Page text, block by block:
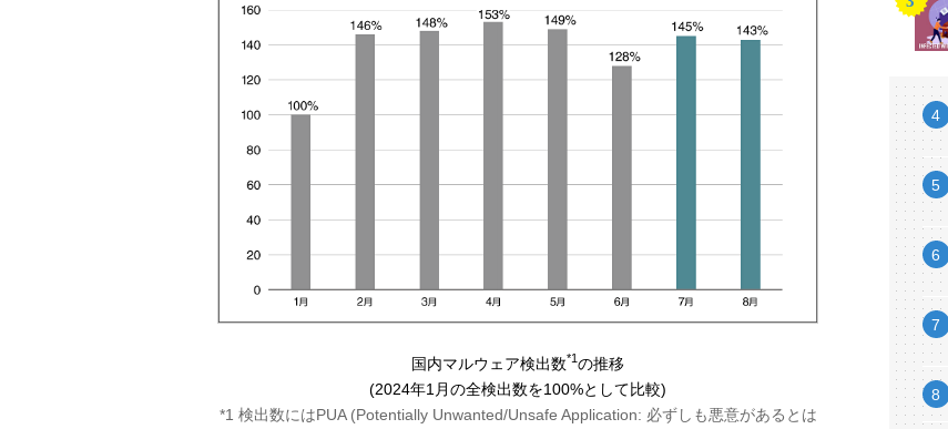
国内マルウェア検出数*1の推移
(2024年1月の全検出数を100%として比較)
*1 検出数にはPUA (Potentially Unwanted/Unsafe Application: 必ずしも悪意があるとは